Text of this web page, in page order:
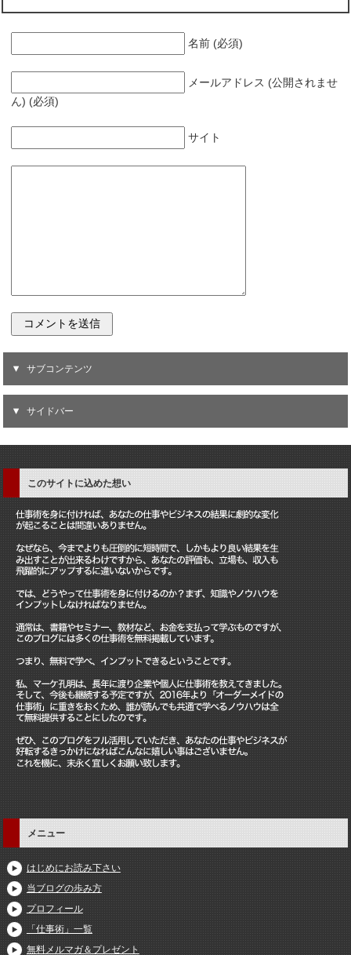
名前 (必須)
メールアドレス (公開されませ
ん) (必須)
サイト
サブコンテンツ
サイドバー
このサイトに込めた想い
メニュー
はじめにお読み下さい
当ブログの歩み方
プロフィール
「仕事術」一覧
無料メルマガ＆プレゼント